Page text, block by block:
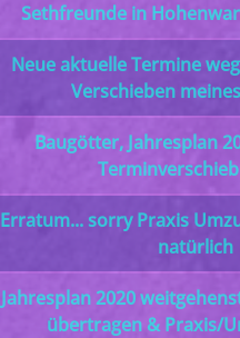
Sethfreunde in
Neue aktuelle Termine
Verschieben
Baugötter, Jahresplan
Erratum... sorry Praxis
natürlich
Jahresplan 2020
übertragen & Praxis/